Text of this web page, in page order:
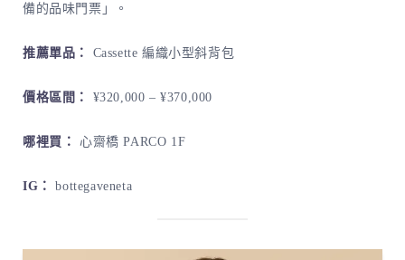
備的品味門票」。
推薦單品： Cassette 編織小型斜背包
價格區間： ¥320,000 – ¥370,000
哪裡買： 心齋橋 PARCO 1F
IG： bottegaveneta